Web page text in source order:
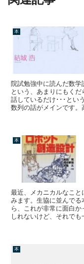
本
院試勉強中に読んだ数
という、あまりにもく
話しているだけ･･･とい
数列の話がメインです。
本
最近、メカニカルなこ
みます。生協に並んで
ら、これが非常に面白
しれないけど、それで
本